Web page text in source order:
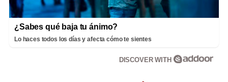
¿Sabes qué baja tu ánimo?
Lo haces todos los días y afecta cómo te sientes
DISCOVER WITH